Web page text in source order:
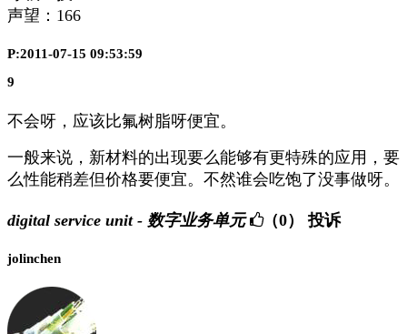
声望： 166
P:2011-07-15 09:53:59
9
不会呀，应该比氟树脂呀便宜。
一般来说，新材料的出现要么能够有更特殊的应用，要
么性能稍差但价格要便宜。不然谁会吃饱了没事做呀。
digital service unit - 数字业务单元 （0） 投诉
jolinchen